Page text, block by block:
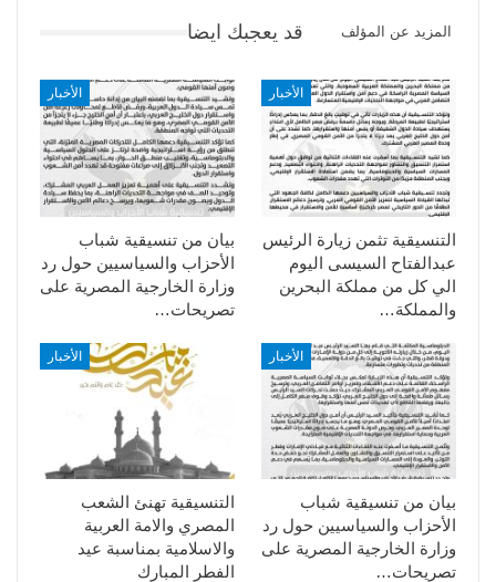
قد يعجبك ايضا المزيد عن المؤلف
الأخبار
بيان من تنسيقية شباب
الأحزاب والسياسيين حول رد
وزارة الخارجية المصرية على
تصريحات…
الأخبار
التنسيقية تثمن زيارة الرئيس
عبدالفتاح السيسى اليوم
الي كل من مملكة البحرين
والمملكة…
الأخبار
التنسيقية تهنئ الشعب
المصري والامة العربية
والاسلامية بمناسبة عيد
الفطر المبارك
الأخبار
بيان من تنسيقية شباب
الأحزاب والسياسيين حول رد
وزارة الخارجية المصرية على
تصريحات…